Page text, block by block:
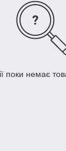
поки немає